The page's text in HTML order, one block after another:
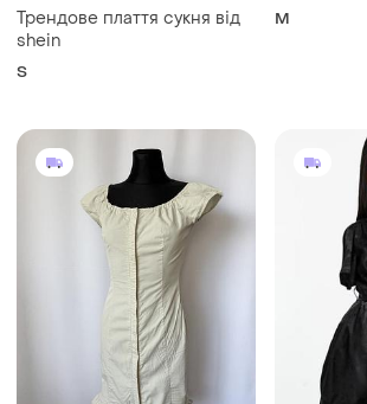
Трендове плаття сукня від
shein
S
M